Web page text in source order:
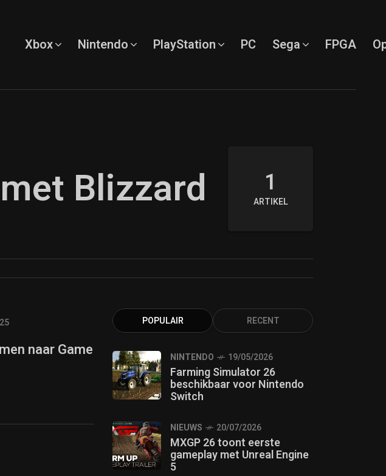
Xbox Nintendo PlayStation PC Sega FPGA
Blizzard 1
ARTIKEL
naar Game
POPULAIR RECENT
NINTENDO 19/05/2026
Farming Simulator 26
beschikbaar voor Nintendo
Switch
NIEUWS 20/07/2026
MXGP 26 toont eerste
gameplay met Unreal Engine
5